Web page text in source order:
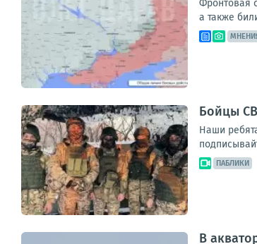
Фронтовая
а также
Бойцы
Наши
ПАБЛИКИ
В